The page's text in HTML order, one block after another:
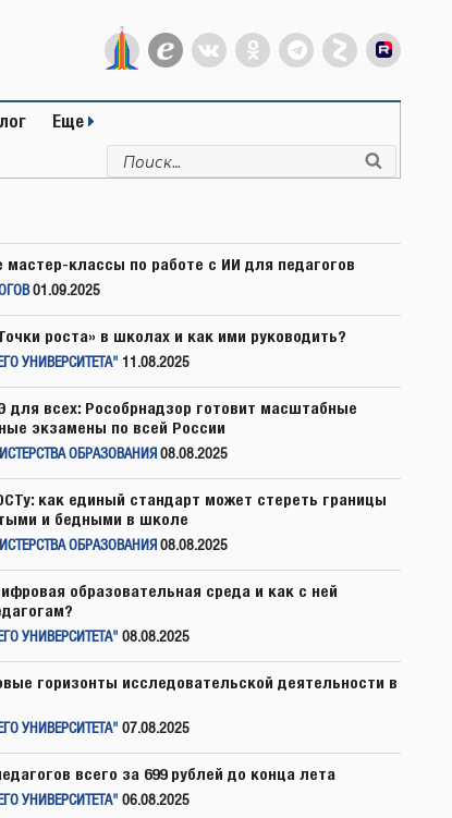
Еще
Искать:
мастер-классы по работе с ИИ для педагогов
01.09.2025
роста» в школах и как ими руководить?
УНИВЕРСИТЕТА" 11.08.2025
для всех: Рособрнадзор готовит масштабные
экзамены по всей России
ОБРАЗОВАНИЯ 08.08.2025
как единый стандарт может стереть границы
и бедными в школе
ОБРАЗОВАНИЯ 08.08.2025
образовательная среда и как с ней
УНИВЕРСИТЕТА" 08.08.2025
горизонты исследовательской деятельности в
УНИВЕРСИТЕТА" 07.08.2025
всего за 699 рублей до конца лета
УНИВЕРСИТЕТА" 06.08.2025